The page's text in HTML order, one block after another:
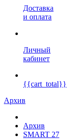
Доставка
и оплата
Личный
кабинет
{{cart_total}}
Архив
Архив
SMART 27